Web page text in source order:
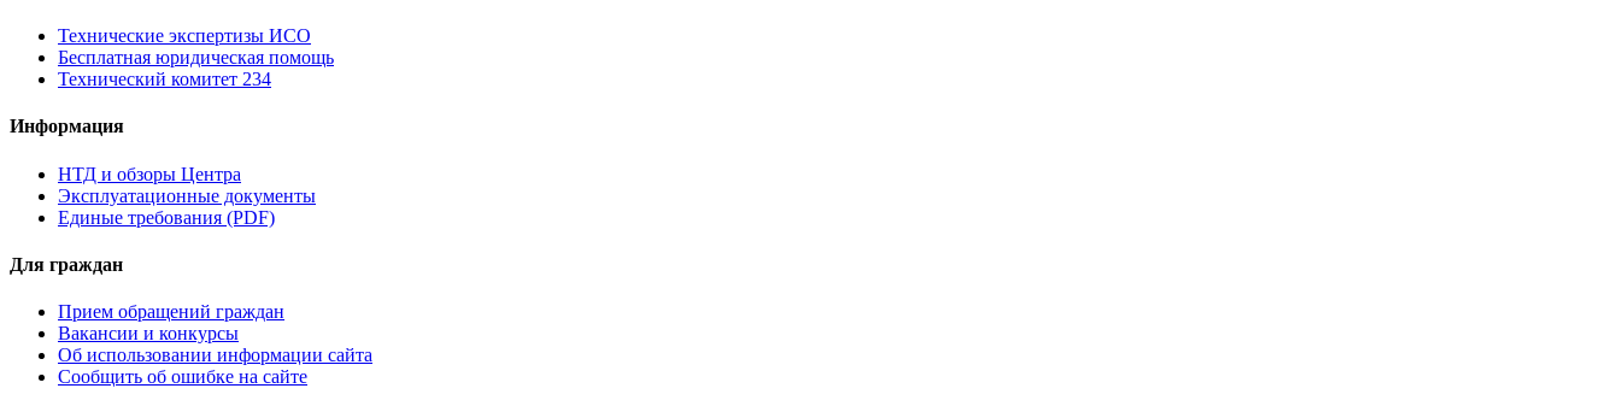
Технические экспертизы ИСО
Бесплатная юридическая помощь
Технический комитет 234
Информация
НТД и обзоры Центра
Эксплуатационные документы
Единые требования (PDF)
Для граждан
Прием обращений граждан
Вакансии и конкурсы
Об использовании информации сайта
Сообщить об ошибке на сайте